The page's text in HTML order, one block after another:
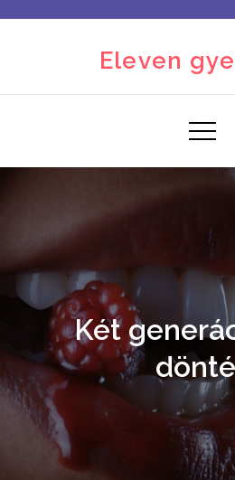
Eleven
Két